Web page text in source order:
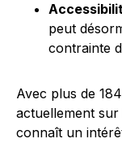
peut
contrainte
Avec plus de
actuellement
connaît un